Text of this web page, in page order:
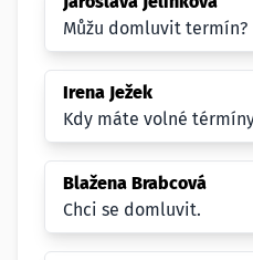
Můžu domluvit termín?
Irena Ježek
Kdy máte volné
Blažena Brabcová
Chci se domluvit.